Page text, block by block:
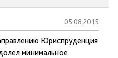
05.08.2015
Юриспруденция
минимальное